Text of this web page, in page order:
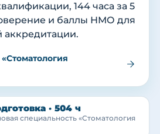
144 часа за 5
и баллы НМО для
аккредитации.
· 504 ч
специальность «Стоматология